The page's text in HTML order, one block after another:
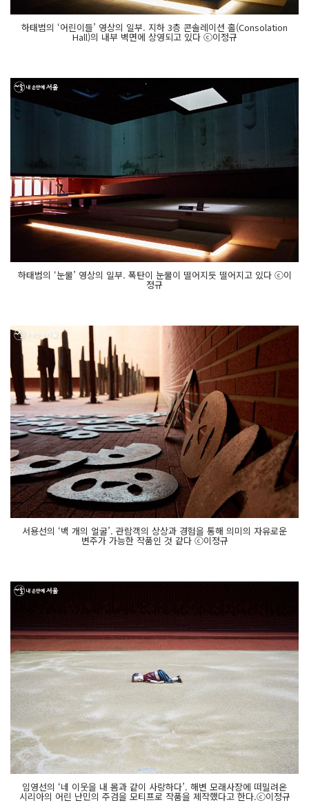
하태범의 ‘어린이들’ 영상의 일부. 지하 3층 콘솔레이션 홀(Consolation
Hall)의 내부 벽면에 상영되고 있다 ⓒ이정규
하태범의 ‘눈물’ 영상의 일부. 폭탄이 눈물이 떨어지듯 떨어지고 있다 ⓒ이
정규
서용선의 ‘백 개의 얼굴’. 관람객의 상상과 경험을 통해 의미의 자유로운
변주가 가능한 작품인 것 같다 ⓒ이정규
임영선의 ‘네 이웃을 내 몸과 같이 사랑하다’. 해변 모래사장에 떠밀려온
시리아의 어린 난민의 주검을 모티프로 작품을 제작했다고 한다.ⓒ이정규